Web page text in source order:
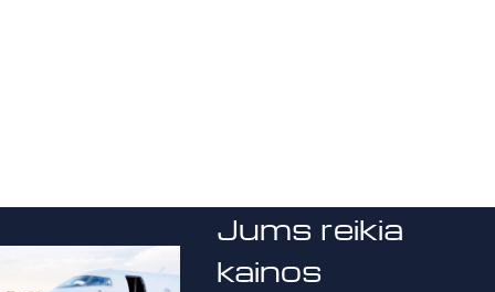
Jums reikia
kainos